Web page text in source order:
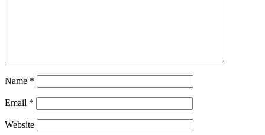
Name *
Email *
Website